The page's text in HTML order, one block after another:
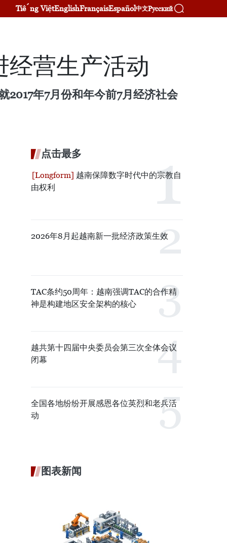
Tiếng ViệtEnglishFrançaisEspañol中文Русский
经营生产活动
2017年7月份和年今前7月经济社会
点击最多
越南保障数字时代中的宗教自
由权利
2026年8月起越南新一批经济政策生效
TAC条约50周年：越南强调TAC的合作精
神是构建地区安全架构的核心
越共第十四届中央委员会第三次全体会议
闭幕
全国各地纷纷开展感恩各位英烈和老兵活
动
图表新闻